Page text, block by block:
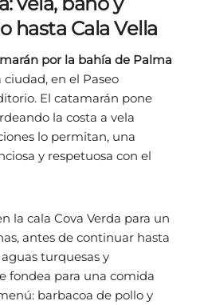
hasta Cala Vella
por la bahía de Palma
en el Paseo
El catamarán pone
la costa a vela
lo permitan, una
y respetuosa con el
la cala Cova Verda para un
antes de continuar hasta
turquesas y
fondea para una comida
barbacoa de pollo y